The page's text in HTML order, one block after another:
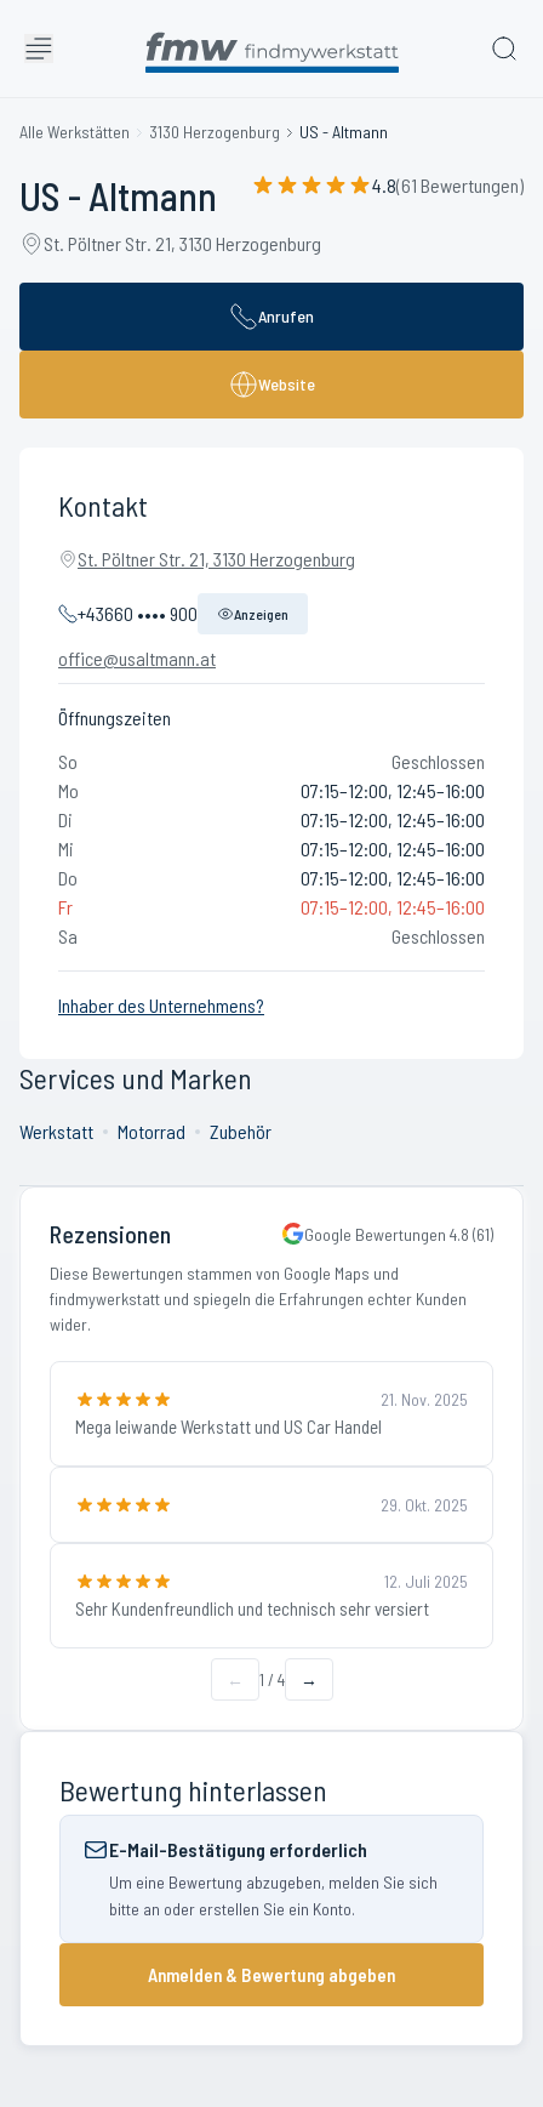
Alle Werkstätten 3130 Herzogenburg US - Altmann
US - Altmann 4.8(61 Bewertungen)
St. Pöltner Str. 21, 3130 Herzogenburg
Anrufen
Website
Kontakt
St. Pöltner Str. 21, 3130 Herzogenburg
+43660 •••• 900 Anzeigen
office@usaltmann.at
Öffnungszeiten
So
Geschlossen
Mo
07:15–12:00, 12:45–16:00
Di
07:15–12:00, 12:45–16:00
Mi
07:15–12:00, 12:45–16:00
Do
07:15–12:00, 12:45–16:00
Fr
07:15–12:00, 12:45–16:00
Sa
Geschlossen
Inhaber des Unternehmens?
Services und Marken
Werkstatt Motorrad Zubehör
Rezensionen Google Bewertungen 4.8 (61)
Diese Bewertungen stammen von Google Maps und
findmywerkstatt und spiegeln die Erfahrungen echter Kunden
wider.
21. Nov. 2025
Mega leiwande Werkstatt und US Car Handel
29. Okt. 2025
12. Juli 2025
Sehr Kundenfreundlich und technisch sehr versiert
← 1 / 4 →
Bewertung hinterlassen
E-Mail-Bestätigung erforderlich
Um eine Bewertung abzugeben, melden Sie sich
bitte an oder erstellen Sie ein Konto.
Anmelden & Bewertung abgeben